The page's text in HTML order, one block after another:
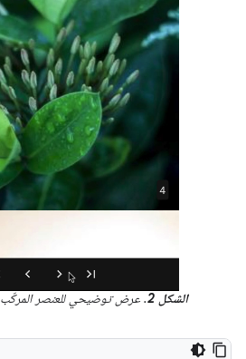
الشكل 2 . عرض توضيحي للعنصر المركّب